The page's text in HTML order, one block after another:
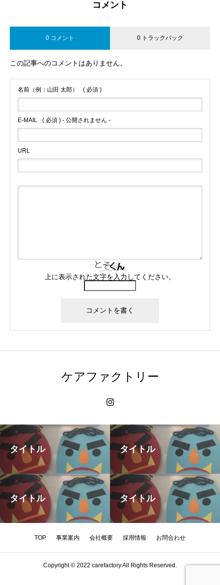
コメント
0 コメント 0 トラックバック
この記事へのコメントはありません。
名前（例：山田 太郎） ( 必須 )
E-MAIL ( 必須 ) - 公開されません -
URL
上に表示された文字を入力してください。
ケアファクトリー
タイトル タイトル
タイトル タイトル
TOP 事業案内 会社概要 採用情報 お問合わせ
Copyright © 2022 carefactory All Rights Reserved.